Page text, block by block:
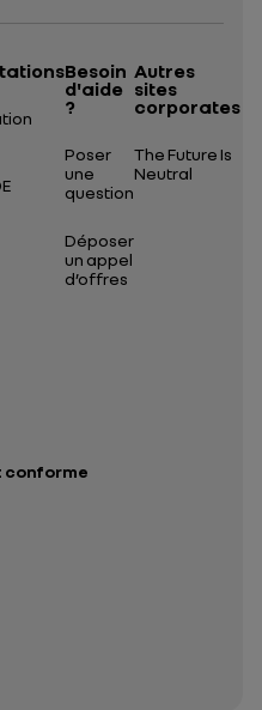
Besoin
d'aide
?
Poser
une
question
Déposer
un appel
d’offres
Autres
sites
corporates
The Future Is
Neutral
conforme